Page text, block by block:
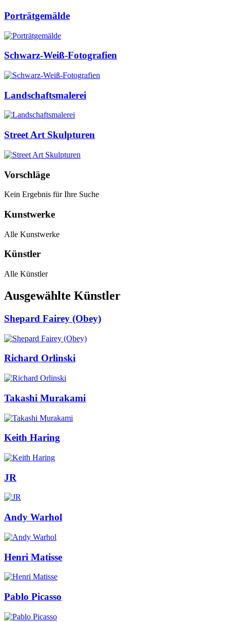
Porträtgemälde
Schwarz-Weiß-Fotografien
Landschaftsmalerei
Street Art Skulpturen
Vorschläge
Kein Ergebnis für Ihre Suche
Kunstwerke
Alle Kunstwerke
Künstler
Alle Künstler
Ausgewählte Künstler
Shepard Fairey (Obey)
Richard Orlinski
Takashi Murakami
Keith Haring
JR
Andy Warhol
Henri Matisse
Pablo Picasso